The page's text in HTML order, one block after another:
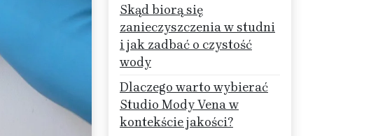
Skąd biorą się
zanieczyszczenia w studni
i jak zadbać o czystość
wody
Dlaczego warto wybierać
Studio Mody Vena w
kontekście jakości?